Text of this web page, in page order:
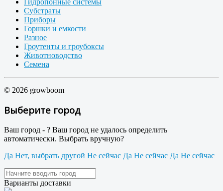
Субстраты
Приборы
Горшки и емкости
Разное
Гроутенты и гроубоксы
Животноводство
Семена
© 2026 growboom
Выберите город
Ваш город - ? Ваш город не удалось определить
автоматически. Выбрать вручную?
Да Нет, выбрать другой Не сейчас Да Не сейчас Да Не сейчас
Варианты доставки